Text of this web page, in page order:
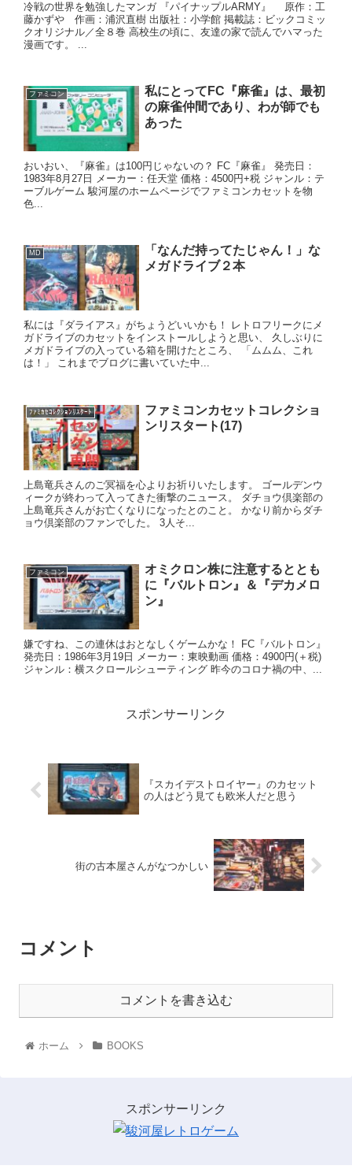
冷戦の世界を勉強したマンガ 『パイナップルARMY』 原作：工
藤かずや 作画：浦沢直樹 出版社：小学館 掲載誌：ビックコミッ
クオリジナル／全８巻 高校生の頃に、友達の家で読んでハマった
漫画です。 ...
ファミコン
私にとってFC『麻雀』は、最初
の麻雀仲間であり、わが師でも
あった
おいおい、『麻雀』は100円じゃないの？ FC『麻雀』 発売日：
1983年8月27日 メーカー：任天堂 価格：4500円+税 ジャンル：テ
ーブルゲーム 駿河屋のホームページでファミコンカセットを物
色...
MD
「なんだ持ってたじゃん！」な
メガドライブ２本
私には『ダライアス』がちょうどいいかも！ レトロフリークにメ
ガドライブのカセットをインストールしようと思い、 久しぶりに
メガドライブの入っている箱を開けたところ、 「ムムム、これ
は！」 これまでブログに書いていた中...
ﾌｧﾐｶｾｺﾚｸｼｮﾝﾘｽﾀｰﾄ
ファミコンカセットコレクショ
ンリスタート(17)
上島竜兵さんのご冥福を心よりお祈りいたします。 ゴールデンウ
ィークが終わって入ってきた衝撃のニュース。 ダチョウ倶楽部の
上島竜兵さんがお亡くなりになったとのこと。 かなり前からダチ
ョウ倶楽部のファンでした。 3人そ...
ファミコン
オミクロン株に注意するととも
に『バルトロン』＆『デカメロ
ン』
嫌ですね、この連休はおとなしくゲームかな！ FC『バルトロン』
発売日：1986年3月19日 メーカー：東映動画 価格：4900円(＋税)
ジャンル：横スクロールシューティング 昨今のコロナ禍の中、...
スポンサーリンク
『スカイデストロイヤー』のカセット
の人はどう見ても欧米人だと思う
街の古本屋さんがなつかしい
コメント
コメントを書き込む
ホーム BOOKS
スポンサーリンク